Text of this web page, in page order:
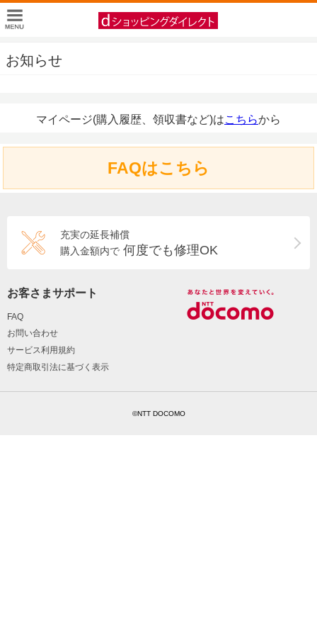
お知らせ
マイページ(購入履歴、領収書など)はこちらから
FAQはこちら
充実の延長補償
購入金額内で 何度でも修理OK
お客さまサポート
FAQ
お問い合わせ
サービス利用規約
特定商取引法に基づく表示
©NTT DOCOMO